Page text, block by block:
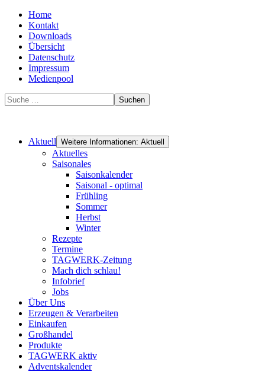
Home
Kontakt
Downloads
Übersicht
Datenschutz
Impressum
Medienpool
Suchen
Aktuell Weitere Informationen: Aktuell
Aktuelles
Saisonales
Saisonkalender
Saisonal - optimal
Frühling
Sommer
Herbst
Winter
Rezepte
Termine
TAGWERK-Zeitung
Mach dich schlau!
Infobrief
Jobs
Über Uns
Erzeugen & Verarbeiten
Einkaufen
Großhandel
Produkte
TAGWERK aktiv
Adventskalender